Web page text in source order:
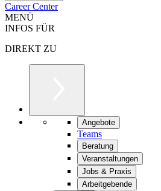
Career Center
MENÜ
INFOS FÜR
DIREKT ZU
Angebote
Teams
Beratung
Veranstaltungen
Jobs & Praxis
Arbeitgebende